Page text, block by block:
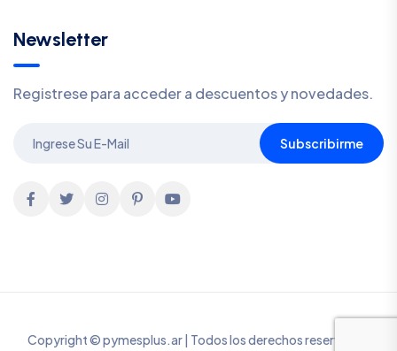
Newsletter
Registrese para acceder a descuentos y novedades.
Subscribirme
Copyright © pymesplus.ar | Todos los derechos reservados